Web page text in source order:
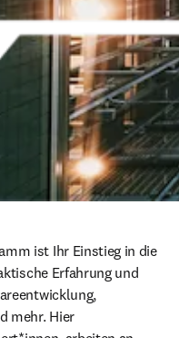
ist Ihr Einstieg in die
Erfahrung und
mehr. Hier